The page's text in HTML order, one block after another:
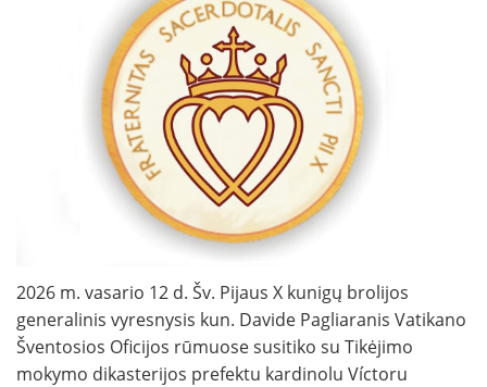
2026 m. vasario 12 d. Šv. Pijaus X kunigų brolijos
generalinis vyresnysis kun. Davide Pagliaranis Vatikano
Šventosios Oficijos rūmuose susitiko su Tikėjimo
mokymo dikasterijos prefektu kardinolu Víctoru